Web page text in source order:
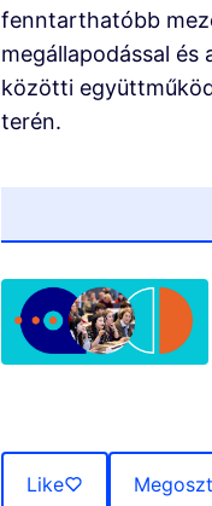
fenntarthatóbb
megállapodással
közötti
terén.
Like